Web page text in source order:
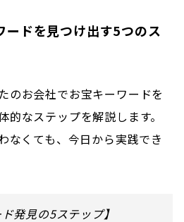
ードを見つけ出す5つのス
のお会社でお宝キーワードを
的なステップを解説します。
なくても、今日から実践でき
発見の5ステップ】